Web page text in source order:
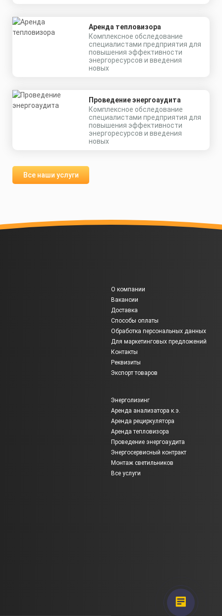
Аренда тепловизора
Комплексное обследование
специалистами предприятия для
повышения эффективности
энергоресурсов и введения
новых
Проведение энергоаудита
Комплексное обследование
специалистами предприятия для
повышения эффективности
энергоресурсов и введения
новых
Все наши услуги
О компании
Вакансии
Доставка
Способы оплаты
Обработка персональных данных
Для маркетинговых предложений
Контакты
Реквизиты
Экспорт товаров
Энерголизинг
Аренда анализатора к.э.
Аренда рециркулятора
Аренда тепловизора
Проведение энергоаудита
Энергосервисный контракт
Монтаж светильников
Все услуги